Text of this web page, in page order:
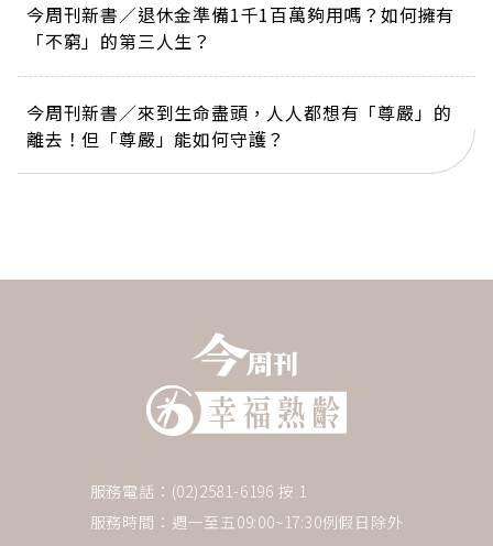
今周刊新書／退休金準備1千1百萬夠用嗎？如何擁有
「不窮」的第三人生？
今周刊新書／來到生命盡頭，人人都想有「尊嚴」的
離去！但「尊嚴」能如何守護？
服務電話：(02)2581-6196 按 1
服務時間：週一至五09:00~17:30例假日除外